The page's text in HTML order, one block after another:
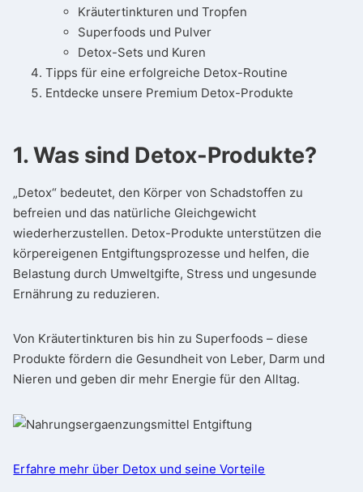
Kräutertinkturen und Tropfen
Superfoods und Pulver
Detox-Sets und Kuren
Tipps für eine erfolgreiche Detox-Routine
Entdecke unsere Premium Detox-Produkte
1. Was sind Detox-Produkte?
„Detox“ bedeutet, den Körper von Schadstoffen zu
befreien und das natürliche Gleichgewicht
wiederherzustellen. Detox-Produkte unterstützen die
körpereigenen Entgiftungsprozesse und helfen, die
Belastung durch Umweltgifte, Stress und ungesunde
Ernährung zu reduzieren.
Von Kräutertinkturen bis hin zu Superfoods – diese
Produkte fördern die Gesundheit von Leber, Darm und
Nieren und geben dir mehr Energie für den Alltag.
Erfahre mehr über Detox und seine Vorteile